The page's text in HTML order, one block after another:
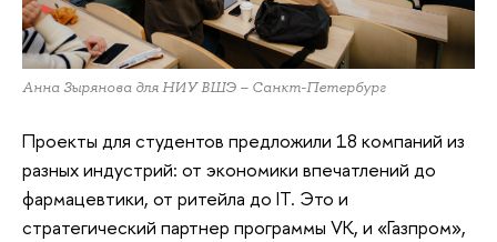
Анна Зырянова для НИУ ВШЭ – Санкт-Петербург
Проекты для студентов предложили 18 компаний из
разных индустрий: от экономики впечатлений до
фармацевтики, от ритейла до IT. Это и
стратегический партнер программы VK, и «Газпром»,